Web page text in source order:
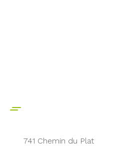
741 Chemin du Plat